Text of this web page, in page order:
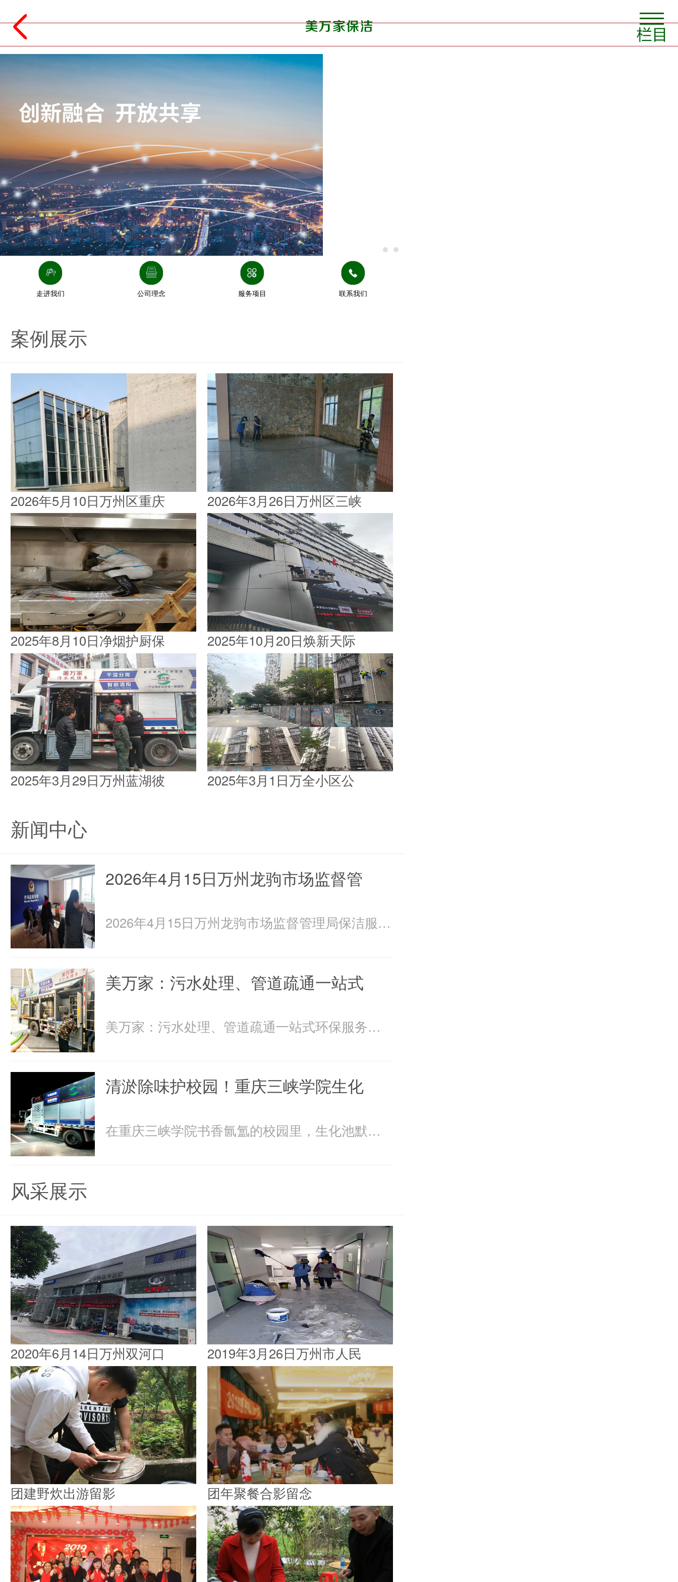
走进我们 公司理念 服务项目 联系我们
案例展示
2026年5月10日万州区重庆 2026年3月26日万州区三峡
2025年8月10日净烟护厨保 2025年10月20日焕新天际
2025年3月29日万州蓝湖彼 2025年3月1日万全小区公
新闻中心
2026年4月15日万州龙驹市场监督管
2026年4月15日万州龙驹市场监督管理局保洁服务由重庆美
美万家：污水处理、管道疏通一站式
美万家：污水处理、管道疏通一站式环保服务美万家公司，
清淤除味护校园！重庆三峡学院生化
在重庆三峡学院书香氤氲的校园里，生化池默默承载着污水
风采展示
2020年6月14日万州双河口 2019年3月26日万州市人民
团建野炊出游留影 团年聚餐合影留念